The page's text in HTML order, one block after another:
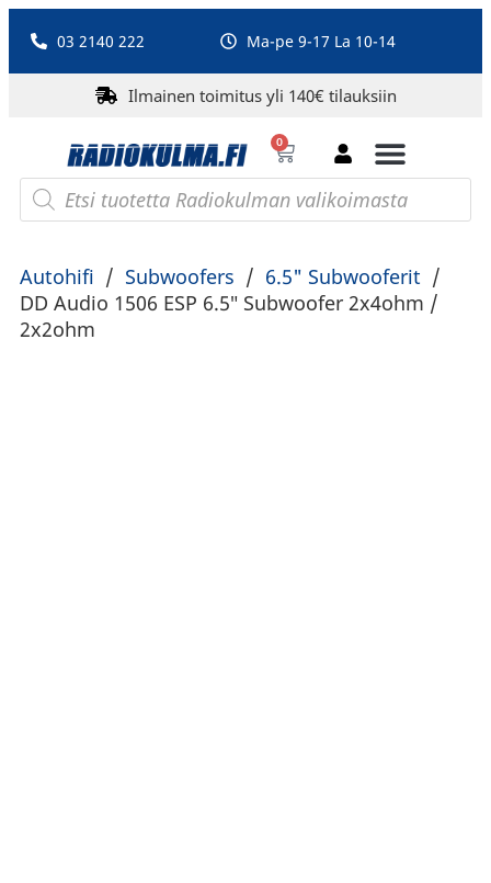
03 2140 222 Ma-pe 9-17 La 10-14
Ilmainen toimitus yli 140€ tilauksiin
0
Autohifi / Subwoofers / 6.5" Subwooferit /
DD Audio 1506 ESP 6.5″ Subwoofer 2x4ohm /
2x2ohm